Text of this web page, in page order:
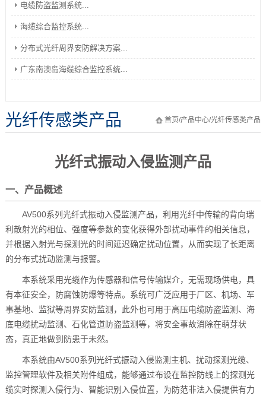
电缆防盗监测系统...
海缆综合监控系统...
分布式光纤周界安防解决方案...
广东南澳岛海缆综合监控系统...
首页/产品中心/光纤传感类产品
光纤传感类产品
光纤式振动入侵监测产品
一、产品概述
AV500系列光纤式振动入侵监测产品，利用光纤中传输的背向瑞
利散射光的相位、强度等参数的变化获得外部扰动事件的相关信息，
并根据入射光与探测光的时间延迟确定扰动位置，从而实现了长距离
的分布式扰动监测与报警。
本系统采用光缆作为传感器和信号传输媒介，无需现场供电，具
有本征安全，防腐蚀防爆等特点。系统可广泛应用于厂区、机场、军
事基地、监狱等周界安防监测，此外也可用于高压电缆防盗监测、海
底电缆扰动监测、石化管道防盗监测等，将安全事故消除在萌芽状
态，真正地做到防患于未然。
本系统由AV500系列光纤式振动入侵监测主机、扰动探测光缆、
监控管理软件及相关附件组成，能够通过布设在监控防线上的探测光
缆实时探测入侵行为、智能识别入侵位置，为防范非法入侵提供有力